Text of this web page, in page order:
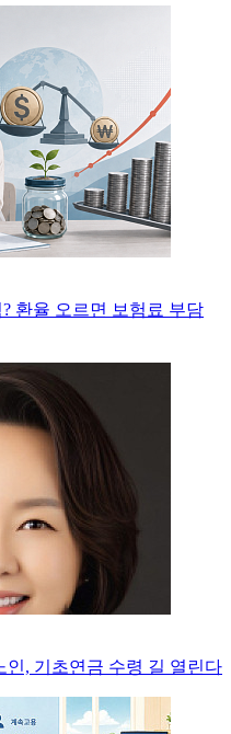
환율 오르면 보험료 부담
인, 기초연금 수령 길 열린다